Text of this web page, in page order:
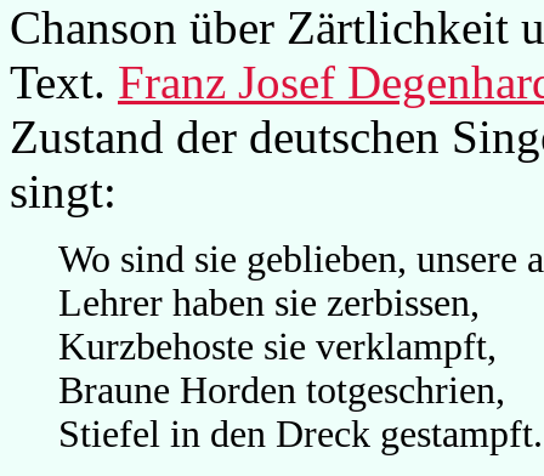
Chanson über Zärtlichkeit
Text. Franz Josef
Zustand der deutschen
singt:
Wo sind sie geblieben, unsere
Lehrer haben sie zerbissen,
Kurzbehoste sie verklampft,
Braune Horden totgeschrien,
Stiefel in den Dreck gestampft.